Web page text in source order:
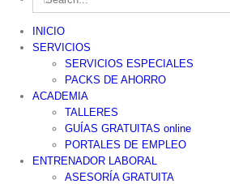
for:
INICIO
SERVICIOS
SERVICIOS ESPECIALES
PACKS DE AHORRO
ACADEMIA
TALLERES
GUÍAS GRATUITAS online
PORTALES DE EMPLEO
ENTRENADOR LABORAL
ASESORÍA GRATUITA